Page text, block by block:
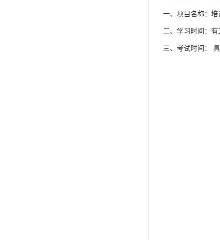
一、项目名称：培
二、学习时间：有
三、考试时间：